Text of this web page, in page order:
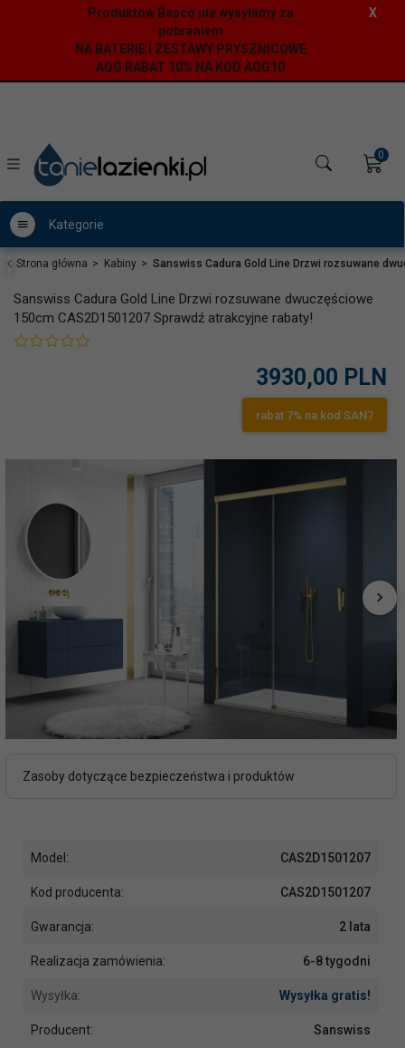
Produktów Besco nie wysyłamy za
pobraniem
NA BATERIE I ZESTAWY PRYSZNICOWE
AQG RABAT 10% NA KOD AQG10
X
0
Kategorie
Strona główna Kabiny Sanswiss Cadura Gold Line Drzwi rozsuwane
Sanswiss Cadura Gold Line Drzwi rozsuwane dwuczęściowe
150cm CAS2D1501207 Sprawdź atrakcyjne rabaty!
3930,00 PLN
rabat 7% na kod SAN7
Zasoby dotyczące bezpieczeństwa i produktów
Model: CAS2D1501207
Kod producenta: CAS2D1501207
Gwarancja: 2 lata
Realizacja zamówienia: 6-8 tygodni
Wysyłka: Wysyłka gratis!
Producent: Sanswiss